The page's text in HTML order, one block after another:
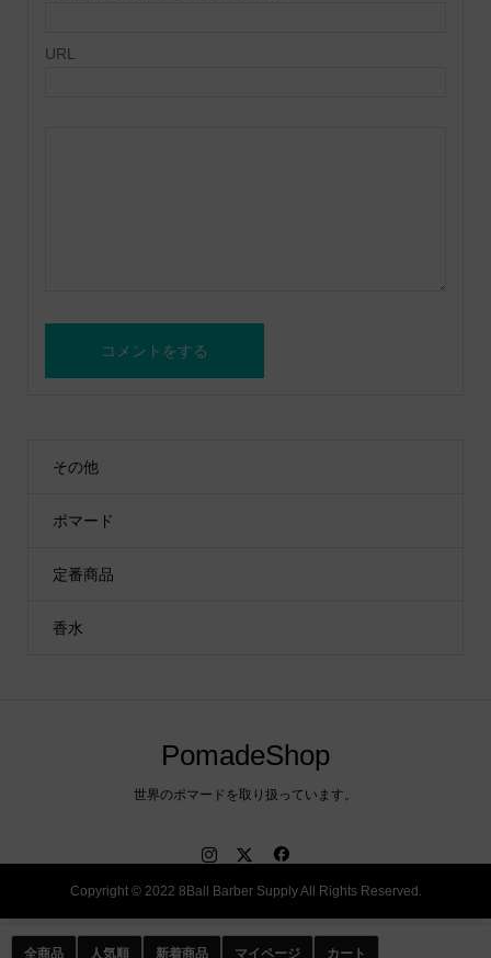
URL
その他
ポマード
定番商品
香水
PomadeShop
世界のポマードを取り扱っています。
Copyright © 2022 8Ball Barber Supply All Rights Reserved.
全商品 人気順 新着商品 マイページ カート